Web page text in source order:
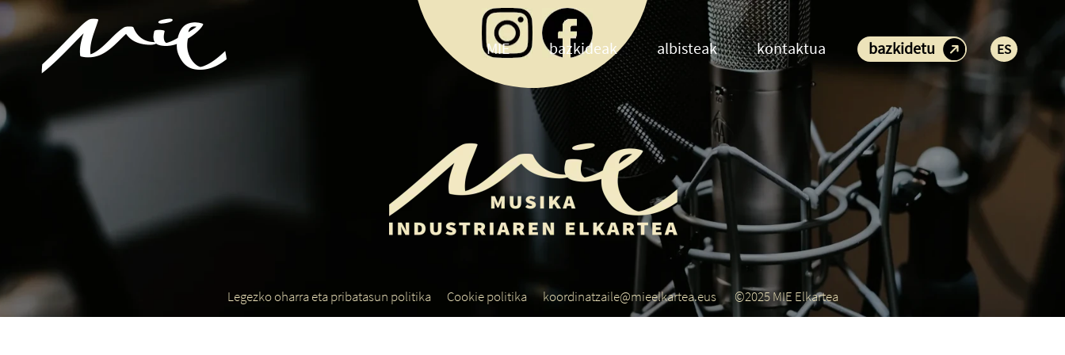
MIE bazkideak albisteak kontaktua bazkidetu ES
Legezko oharra eta pribatasun politika Cookie politika koordinatzaile@mieelkartea.eus ©2025 MIE Elkartea